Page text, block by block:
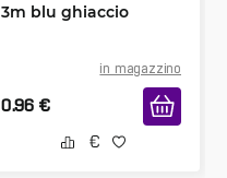
3m blu ghiaccio
in magazzino
0.96 €